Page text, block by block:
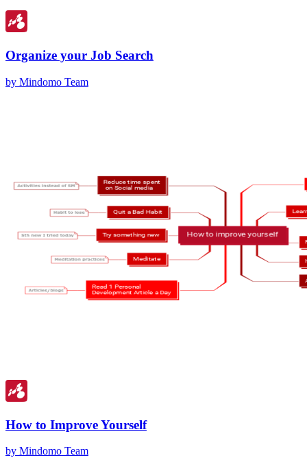
Organize your Job Search
by Mindomo Team
How to Improve Yourself
by Mindomo Team